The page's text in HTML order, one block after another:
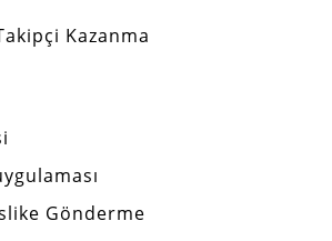
Kazanma
Gönderme